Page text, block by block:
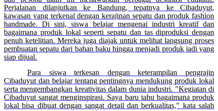
Perjalanan dilanjutkan ke Bandung, tepatnya ke Cibaduyut,
kawasan yang terkenal dengan kerajinan sepatu dan produk fashion
handmade. Di sini, siswa belajar mengenai industri kreatif dan
bagaimana produk lokal seperti sepatu dan tas diproduksi dengan
penuh ketelitian. Mereka juga diajak untuk melihat langsung proses
pembuatan sepatu dari bahan baku hingga menjadi produk jadi yang
siap dijual.
Para siswa terkesan dengan keterampilan pengrajin
Cibaduyut dan belajar tentang pentingnya mendukung produk lokal
serta mengembangkan kreativitas dalam dunia industri. "Kegiatan di
Cibaduyut sangat menginspirasi. Saya baru tahu bagaimana produk
lokal bisa dibuat dengan sangat detail dan berkualitas," kata salah